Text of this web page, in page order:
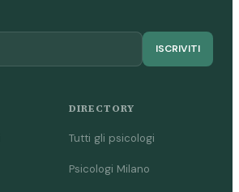
ISCRIVITI
DIRECTORY
Tutti gli psicologi
Psicologi Milano